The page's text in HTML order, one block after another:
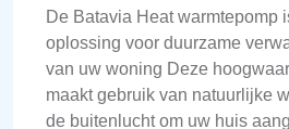
De Batavia Heat warmtepomp
oplossing voor duurzame
van uw woning Deze
maakt gebruik van natuurlijke
de buitenlucht om uw huis